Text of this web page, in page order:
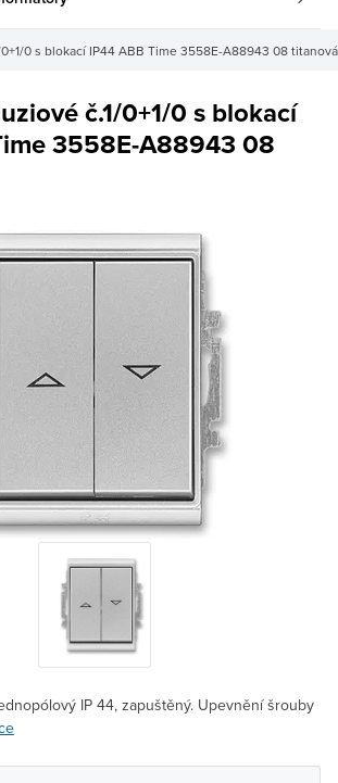
0 s blokací IP44 ABB Time 3558E-A88943 08 titanová
č.1/0+1/0 s blokací
3558E-A88943 08
IP 44, zapuštěný. Upevnění šrouby